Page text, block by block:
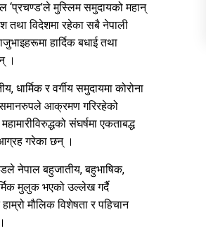
‘प्रचण्ड’ले मुस्लिम समुदायको महान्
तथा विदेशमा रहेका सबै नेपाली
हार्दिक बधाई तथा
।
धार्मिक र वर्गीय समुदायमा कोरोना
आक्रमण गरिरहेको
संघर्षमा एकताबद्ध
आग्रह गरेका छन् ।
नेपाल बहुजातीय, बहुभाषिक,
मुलुक भएको उल्लेख गर्दै
मौलिक विशेषता र पहिचान